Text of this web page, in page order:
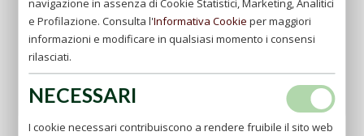
Apoyar nuestras iniciativas
e Profilazione. Consulta l'Informativa Cookie per maggiori
informazioni e modificare in qualsiasi momento i consensi
rilasciati.
NECESSARI
I cookie necessari contribuiscono a rendere fruibile il sito web